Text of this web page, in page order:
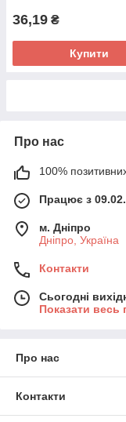
36,19 ₴
Купити
Про нас
100%
Працює з
м. Дніпро
Дніпро, Україна
Контакти
Сьогодні
Показати весь
Про нас
Контакти